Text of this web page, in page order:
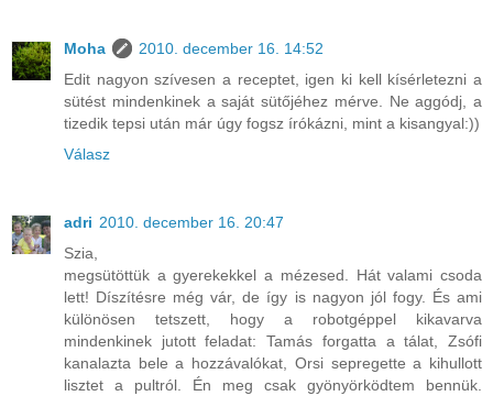
Moha
2010. december 16. 14:52
Edit nagyon szívesen a receptet, igen ki kell kísérletezni a
sütést mindenkinek a saját sütőjéhez mérve. Ne aggódj, a
tizedik tepsi után már úgy fogsz írókázni, mint a kisangyal:))
Válasz
adri 2010. december 16. 20:47
Szia,
megsütöttük a gyerekekkel a mézesed. Hát valami csoda
lett! Díszítésre még vár, de így is nagyon jól fogy. És ami
különösen tetszett, hogy a robotgéppel kikavarva
mindenkinek jutott feladat: Tamás forgatta a tálat, Zsófi
kanalazta bele a hozzávalókat, Orsi sepregette a kihullott
lisztet a pultról. Én meg csak gyönyörködtem bennük.